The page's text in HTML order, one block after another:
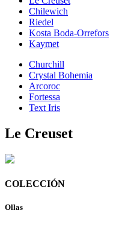
Chilewich
Riedel
Kosta Boda-Orrefors
Kaymet
Churchill
Crystal Bohemia
Arcoroc
Fortessa
Text Iris
Le Creuset
COLECCIÓN
Ollas